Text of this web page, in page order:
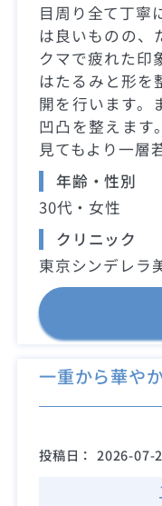
目周り全て丁寧
は良いものの、
クマで疲れた印
はたるみと形を
開を行います。
凹凸を整えます
見てもより一層
年齢・性別
30代・女性
クリニック
東京シンデレラ
一重から華や
投稿日： 2026-07-